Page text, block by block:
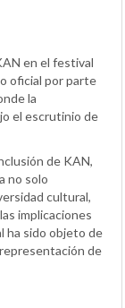
en el festival
oficial por parte
la
el escrutinio de
de KAN,
no solo
cultural,
implicaciones
ha sido objeto de
de